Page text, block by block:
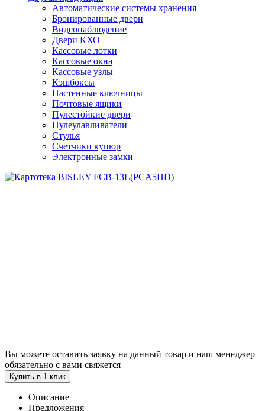
Автоматические системы хранения
Бронированные двери
Видеонаблюдение
Двери КХО
Кассовые лотки
Кассовые окна
Кассовые узлы
Кэшбоксы
Настенные ключницы
Почтовые ящики
Пулестойкие двери
Пулеулавливатели
Стулья
Счетчики купюр
Электронные замки
Вы можете оставить заявку на данный товар и наш менеджер
обязательно с вами свяжется
Купить в 1 клик
Описание
Предложения